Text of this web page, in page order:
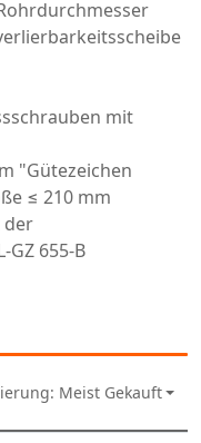
mit
"Gütezeichen
≤ 210 mm
der
GZ 655-B
Meist Gekauft